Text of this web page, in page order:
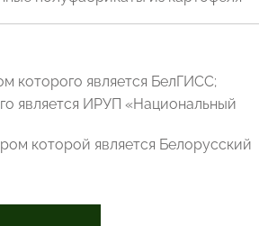
которого является БелГИСС;
является ИРУП «Национальный
которой является Белорусский